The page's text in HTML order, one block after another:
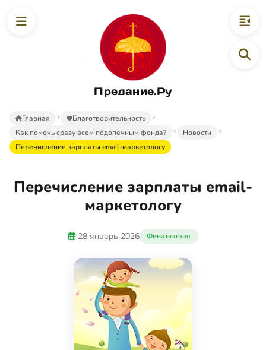
Предание.Ру
Главная
Благотворительность
Как помочь сразу всем подопечным фонда?
Новости
Перечисление зарплаты email-маркетологу
Перечисление зарплаты email-
маркетологу
28 январь 2026 Финансовая